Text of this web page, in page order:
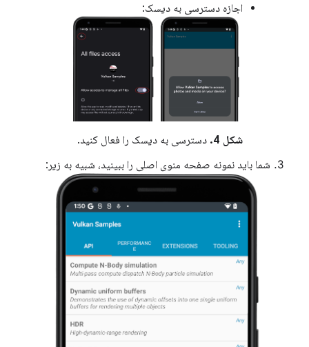
اجازه دسترسی به دیسک:
شکل 4.
دسترسی به دیسک را فعال کنید.
شما باید نمونه صفحه منوی اصلی را ببینید، شبیه به زیر: